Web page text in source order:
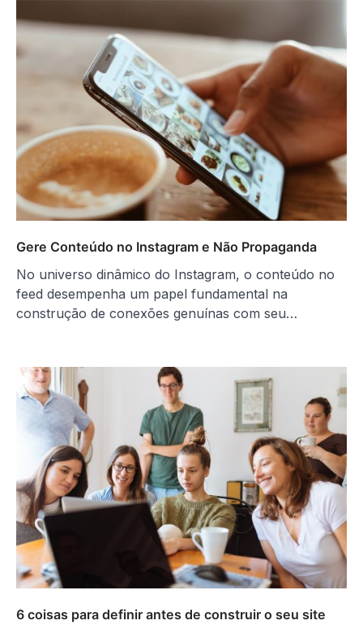
Gere Conteúdo no Instagram e Não Propaganda
No universo dinâmico do Instagram, o conteúdo no
feed desempenha um papel fundamental na
construção de conexões genuínas com seu…
6 coisas para definir antes de construir o seu site